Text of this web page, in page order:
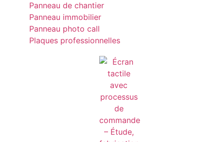
Panneau de chantier
Panneau immobilier
Panneau photo call
Plaques professionnelles